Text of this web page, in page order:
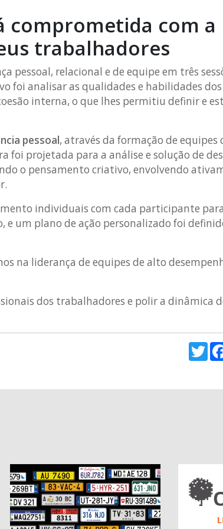
comprometida com a
trabalhadores
pessoal, relacional e de equipe em três
foi analisar as qualidades e habilidades dos
interna, o que lhes permitiu definir e
pessoal, através da formação de equipes
foi projetada para a análise e solução de
o pensamento criativo, envolvendo
individuais com cada participante para
um plano de ação personalizado foi
na liderança de equipes de alto
dos trabalhadores e polir a dinâmica